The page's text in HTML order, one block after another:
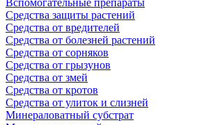
Вспомогательные препараты
Средства защиты растений
Средства от вредителей
Средства от болезней растений
Средства от сорняков
Средства от грызунов
Средства от змей
Средства от кротов
Средства от улиток и слизней
Минераловатный субстрат